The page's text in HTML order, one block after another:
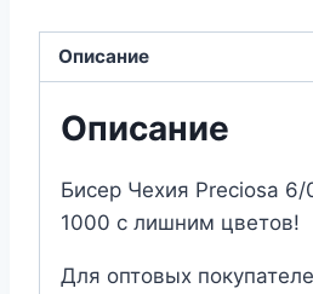
Описание
Описание
Бисер Чехия Preciosa
1000 с лишним цветов!
Для оптовых